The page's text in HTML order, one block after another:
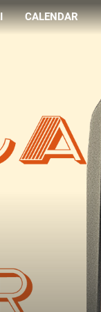
CALENDAR